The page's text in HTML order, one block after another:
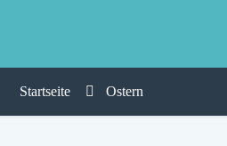
Startseite Ostern